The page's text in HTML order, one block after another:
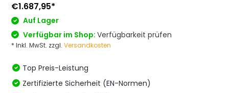
€1.687,95*
Auf Lager
Verfügbar im Shop:Verfügbarkeit prüfen
* Inkl. MwSt. zzgl.Versandkosten
Top Preis-Leistung
Zertifizierte Sicherheit (EN-Normen)